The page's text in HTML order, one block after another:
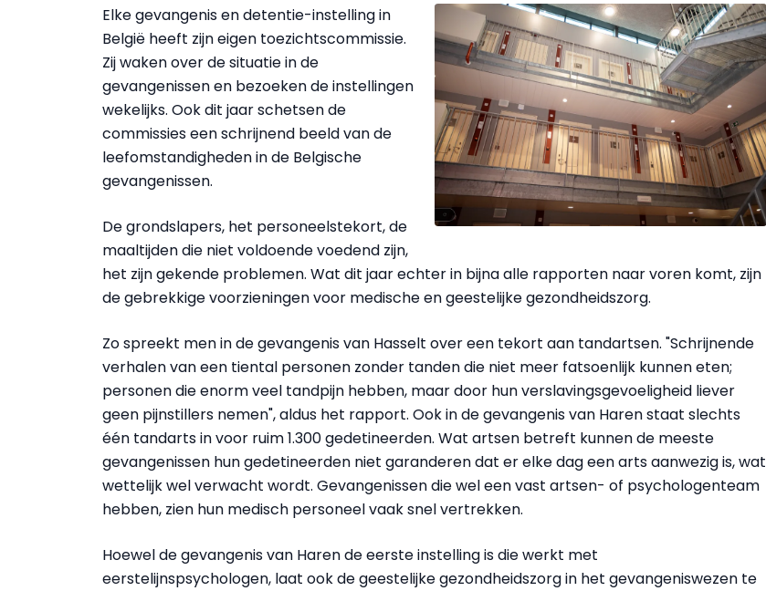
Elke gevangenis en detentie-instelling in
België heeft zijn eigen toezichtscommissie.
Zij waken over de situatie in de
gevangenissen en bezoeken de instellingen
wekelijks. Ook dit jaar schetsen de
commissies een schrijnend beeld van de
leefomstandigheden in de Belgische
gevangenissen.
De grondslapers, het personeelstekort, de
maaltijden die niet voldoende voedend zijn,
het zijn gekende problemen. Wat dit jaar echter in bijna alle rapporten naar voren komt, zijn
de gebrekkige voorzieningen voor medische en geestelijke gezondheidszorg.
Zo spreekt men in de gevangenis van Hasselt over een tekort aan tandartsen. "Schrijnende
verhalen van een tiental personen zonder tanden die niet meer fatsoenlijk kunnen eten;
personen die enorm veel tandpijn hebben, maar door hun verslavingsgevoeligheid liever
geen pijnstillers nemen", aldus het rapport. Ook in de gevangenis van Haren staat slechts
één tandarts in voor ruim 1.300 gedetineerden. Wat artsen betreft kunnen de meeste
gevangenissen hun gedetineerden niet garanderen dat er elke dag een arts aanwezig is, wat
wettelijk wel verwacht wordt. Gevangenissen die wel een vast artsen- of psychologenteam
hebben, zien hun medisch personeel vaak snel vertrekken.
Hoewel de gevangenis van Haren de eerste instelling is die werkt met
eerstelijnspsychologen, laat ook de geestelijke gezondheidszorg in het gevangeniswezen te